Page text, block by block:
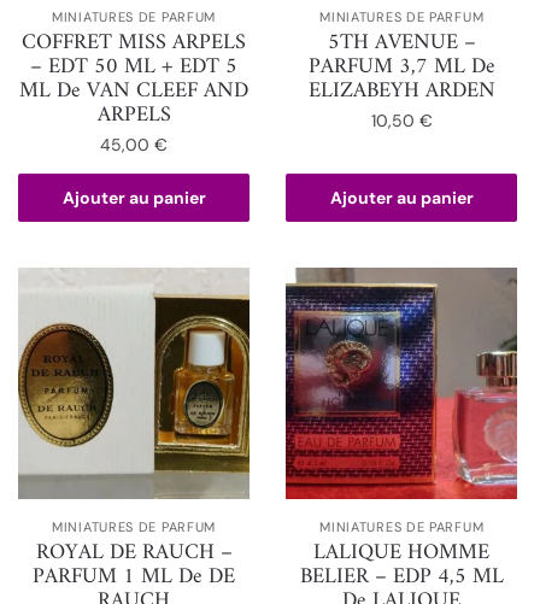
MINIATURES DE PARFUM
COFFRET MISS ARPELS
– EDT 50 ML + EDT 5
ML De VAN CLEEF AND
ARPELS
45,00€
Ajouter au panier
MINIATURES DE PARFUM
5TH AVENUE –
PARFUM 3,7 ML De
ELIZABEYH ARDEN
10,50 €
Ajouter au panier
MINIATURES DE PARFUM
ROYAL DE RAUCH –
PARFUM 1 ML De DE
MINIATURES DE PARFUM
LALIQUE HOMME
BELIER – EDP 4,5 ML